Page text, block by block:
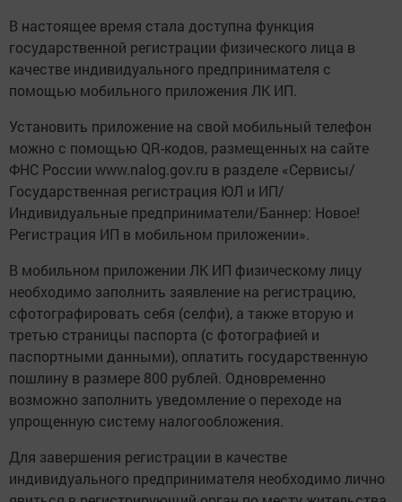
В настоящее время стала доступна функция
государственной регистрации физического лица в
качестве индивидуального предпринимателя с
помощью мобильного приложения ЛК ИП.
Установить приложение на свой мобильный телефон
можно с помощью QR-кодов, размещенных на сайте
ФНС России www.nalog.gov.ru в разделе «Сервисы/
Государственная регистрация ЮЛ и ИП/
Индивидуальные предприниматели/Баннер: Новое!
Регистрация ИП в мобильном приложении».
В мобильном приложении ЛК ИП физическому лицу
необходимо заполнить заявление на регистрацию,
сфотографировать себя (селфи), а также вторую и
третью страницы паспорта (с фотографией и
паспортными данными), оплатить государственную
пошлину в размере 800 рублей. Одновременно
возможно заполнить уведомление о переходе на
упрощенную систему налогообложения.
Для завершения регистрации в качестве
индивидуального предпринимателя необходимо лично